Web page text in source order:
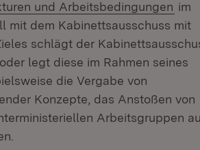
und Arbeitsbedingungen im
mit dem Kabinettsausschuss mit
schlägt der
legt diese im Rahmen seines
die Vergabe von
Konzepte, das Anstoßen von
Arbeitsgruppen